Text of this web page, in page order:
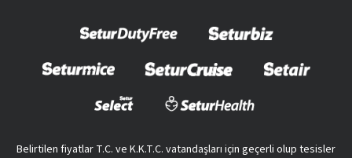
Belirtilen fiyatlar T.C. ve K.K.T.C. vatandaşları için geçerli olup tesisler